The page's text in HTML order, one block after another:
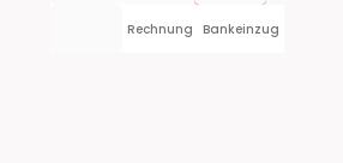
Rechnung Bankeinzug